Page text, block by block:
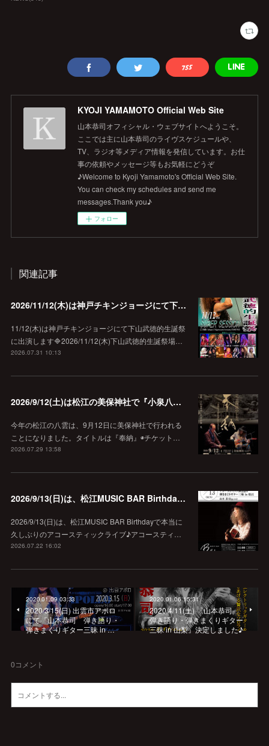
KYOJI YAMAMOTO Official Web Site
山本恭司オフィシャル・ウェブサイトへようこそ。
ここでは主に山本恭司のライヴスケジュールや、
TV、ラジオ等メディア情報を発信しています。お仕
事の依頼やメッセージ等もお気軽にどうぞ
♪Welcome to Kyoji Yamamoto's Official Web Site.
You can check my schedules and send me
messages.Thank you♪
フォロー
関連記事
2026/11/12(木)は神戸チキンジョージにて下山武徳的生誕祭に出演します♪
11/12(木)は神戸チキンジョージにて下山武徳的生誕祭
に出演します🔷2026/11/12(木)下山武徳的生誕祭場…
2026.07.31 10:13
2026/9/12(土)は松江の美保神社で『小泉八雲朗読のしらべ』
今年の松江の八雲は、9月12日に美保神社で行われる
ことになりました。タイトルは『奉納』◉チケット…
2026.07.29 13:58
2026/9/13(日)は、松江MUSIC BAR Birthdayでアコースティック弾き語り弾きまくりギター三昧♪
2026/9/13(日)は、松江MUSIC BAR Birthdayで本当に
久しぶりのアコースティックライブ♪アコースティ…
2026.07.22 16:02
2020.01.09 03:33
2020/3/15(日) 出雲市アポロ
にて『山本恭司 弾き語り・
弾きまくりギター三昧 in …
2020.01.06 15:31
2020/4/11(土) 『山本恭司
弾き語り・弾きまくりギター
三昧 in 山梨』決定しました♪
0コメント